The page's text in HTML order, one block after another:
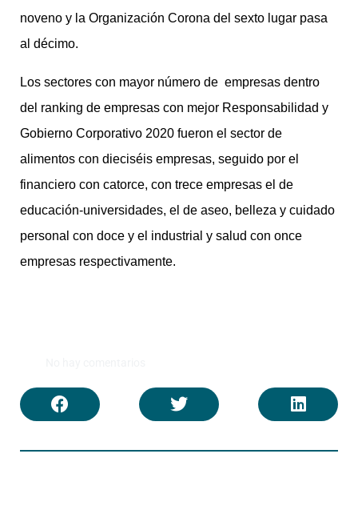
noveno y la Organización Corona del sexto lugar pasa
al décimo.
Los sectores con mayor número de empresas dentro
del ranking de empresas con mejor Responsabilidad y
Gobierno Corporativo 2020 fueron el sector de
alimentos con dieciséis empresas, seguido por el
financiero con catorce, con trece empresas el de
educación-universidades, el de aseo, belleza y cuidado
personal con doce y el industrial y salud con once
empresas respectivamente.